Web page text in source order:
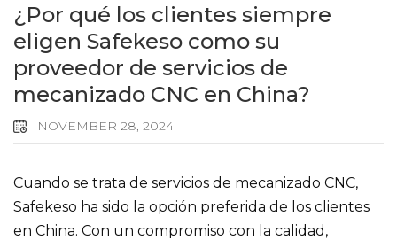
¿Por qué los clientes siempre
eligen Safekeso como su
proveedor de servicios de
mecanizado CNC en China?
NOVEMBER 28, 2024
Cuando se trata de servicios de mecanizado CNC,
Safekeso ha sido la opción preferida de los clientes
en China. Con un compromiso con la calidad,